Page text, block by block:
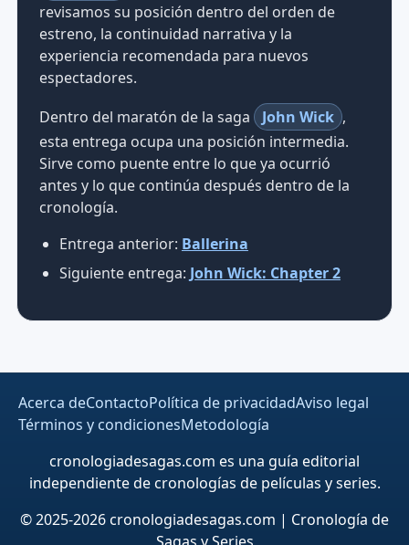
revisamos su posición dentro del orden de
estreno, la continuidad narrativa y la
experiencia recomendada para nuevos
espectadores.
Dentro del maratón de la saga
John Wick ,
esta entrega ocupa una posición intermedia.
Sirve como puente entre lo que ya ocurrió
antes y lo que continúa después dentro de la
cronología.
Entrega anterior: Ballerina
Siguiente entrega: John Wick: Chapter 2
Acerca deContactoPolítica de privacidadAviso legal
Términos y condicionesMetodología
cronologiadesagas.com es una guía editorial
independiente de cronologías de películas y series.
© 2025-2026 cronologiadesagas.com | Cronología de